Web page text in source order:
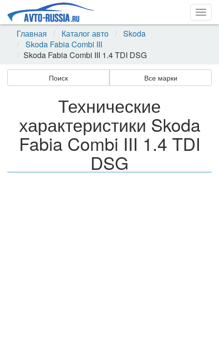
Главная
Каталог авто
Skoda
Skoda Fabia Combi III
Skoda Fabia Combi III 1.4 TDI DSG
Поиск Все марки
Технические
характеристики Skoda
Fabia Combi III 1.4 TDI
DSG